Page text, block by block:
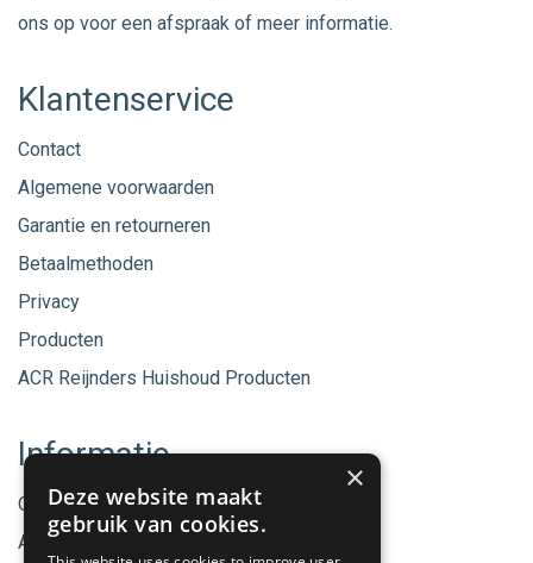
ons op voor een afspraak of meer informatie.
Klantenservice
Contact
Algemene voorwaarden
Garantie en retourneren
Betaalmethoden
Privacy
Producten
ACR Reijnders Huishoud Producten
Informatie
Onze merken
Aanbiedingen
×
Deze website maakt
gebruik van cookies.